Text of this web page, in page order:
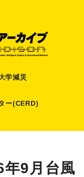
学減災
ー(CERD)
年9月台風